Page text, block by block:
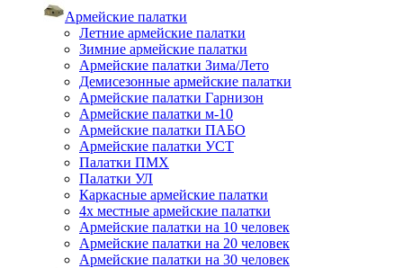
Армейские палатки
Летние армейские палатки
Зимние армейские палатки
Армейские палатки Зима/Лето
Демисезонные армейские палатки
Армейские палатки Гарнизон
Армейские палатки м-10
Армейские палатки ПАБО
Армейские палатки УСТ
Палатки ПМХ
Палатки УЛ
Каркасные армейские палатки
4х местные армейские палатки
Армейские палатки на 10 человек
Армейские палатки на 20 человек
Армейские палатки на 30 человек